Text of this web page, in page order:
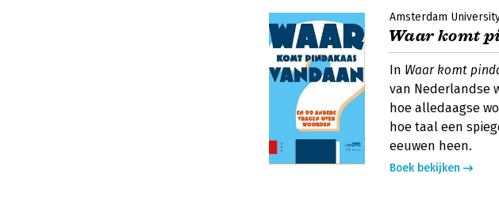
Amsterdam
Waar komt
In Waar komt
van Nederlandse
hoe alledaagse
hoe taal een
eeuwen heen.
Boek bekijken